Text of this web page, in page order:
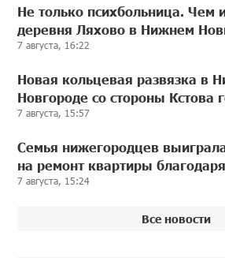
Не только психбольница. Чем
деревня Ляхово в Нижнем
7 августа, 16:22
Новая кольцевая развязка в
Новгороде со стороны Кстова
7 августа, 15:57
Семья нижегородцев
на ремонт квартиры
7 августа, 15:24
Все новости